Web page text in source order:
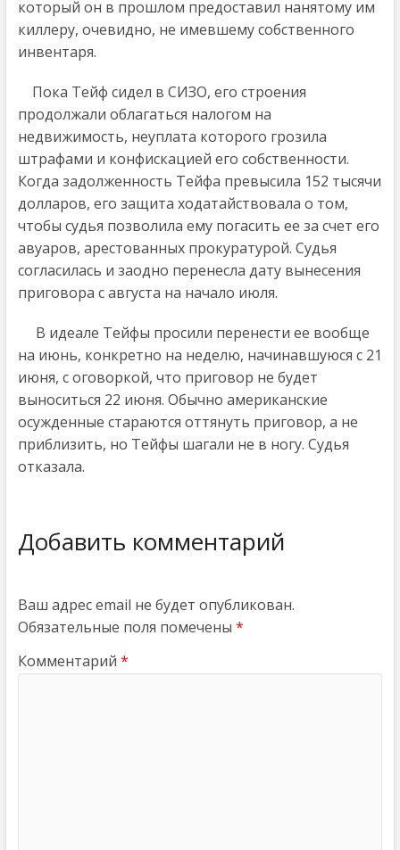
который он в прошлом предоставил нанятому им
киллеру, очевидно, не имевшему собственного
инвентаря.
Пока Тейф сидел в СИЗО, его строения
продолжали облагаться налогом на
недвижимость, неуплата которого грозила
штрафами и конфискацией его собственности.
Когда задолженность Тейфа превысила 152 тысячи
долларов, его защита ходатайствовала о том,
чтобы судья позволила ему погасить ее за счет его
авуаров, арестованных прокуратурой. Судья
согласилась и заодно перенесла дату вынесения
приговора с августа на начало июля.
В идеале Тейфы просили перенести ее вообще
на июнь, конкретно на неделю, начинавшуюся с 21
июня, с оговоркой, что приговор не будет
выноситься 22 июня. Обычно американские
осужденные стараются оттянуть приговор, а не
приблизить, но Тейфы шагали не в ногу. Судья
отказала.
Добавить комментарий
Ваш адрес email не будет опубликован.
Обязательные поля помечены *
Комментарий *